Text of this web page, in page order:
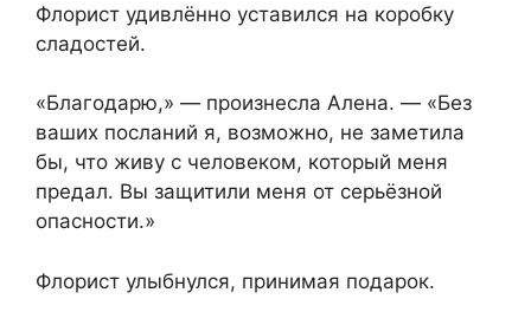
Флорист удивлённо уставился на коробку
сладостей.
«Благодарю,» — произнесла Алена. — «Без
ваших посланий я, возможно, не заметила
бы, что живу с человеком, который меня
предал. Вы защитили меня от серьёзной
опасности.»
Флорист улыбнулся, принимая подарок.